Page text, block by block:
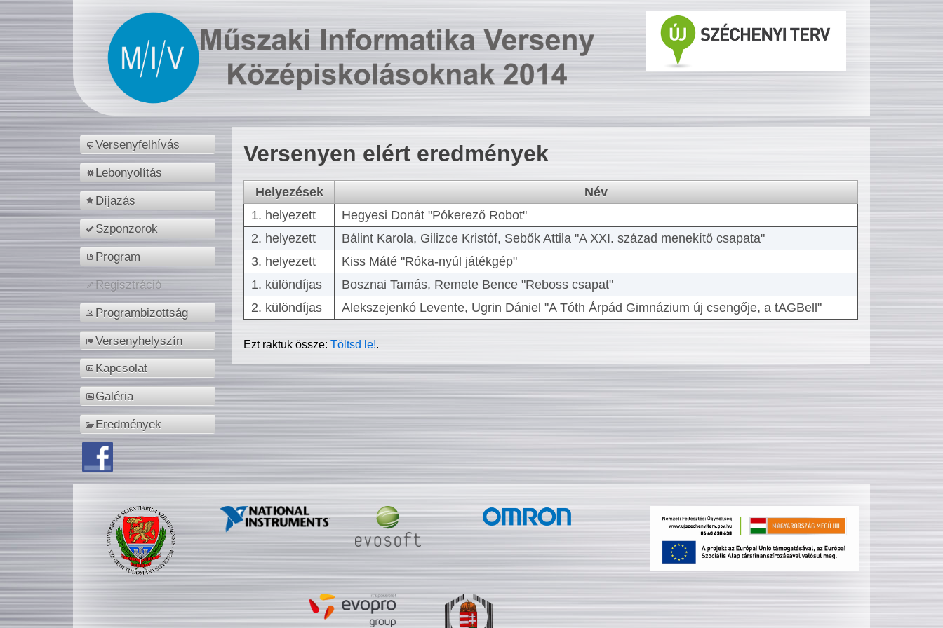
Versenyfelhívás
Lebonyolítás
Díjazás
Szponzorok
Program
Regisztráció
Programbizottság
Versenyhelyszín
Kapcsolat
Galéria
Eredmények
Versenyen elért eredmények
Helyezések
Név
1. helyezett
Hegyesi Donát "Pókerező Robot"
2. helyezett
Bálint Karola, Gilizce Kristóf, Sebők Attila "A XXI. század menekítő csapata"
3. helyezett
Kiss Máté "Róka-nyúl játékgép"
1. különdíjas
Bosznai Tamás, Remete Bence "Reboss csapat"
2. különdíjas
Alekszejenkó Levente, Ugrin Dániel "A Tóth Árpád Gimnázium új csengője, a tAGBell"
Ezt raktuk össze:Töltsd le!.